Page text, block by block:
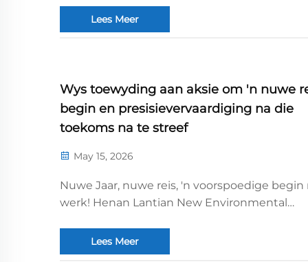
plaatmetaalverwerking en CNC-boëing tot
volledige meganiese samestelling en
Lees Meer
Wys toewyding aan aksie om 'n nuwe
begin en presisievervaardiging na die
toekoms na te streef
May 15, 2026
Nuwe Jaar, nuwe reis, 'n voorspoedige begin
werk! Henan Lantian New Environmental
hervat amptelik bedrywighede. Ons bly
aan presisievervaardiging, beheer
Lees Meer